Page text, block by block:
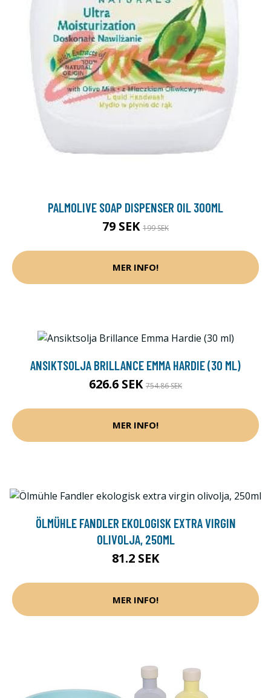
PALMOLIVE SOAP DISPENSER OIL 300ML
79 SEK 199 SEK
MER INFO!
ANSIKTSOLJA BRILLANCE EMMA HARDIE (30 ML)
626.6 SEK 754.86 SEK
MER INFO!
ÖLMÜHLE FANDLER EKOLOGISK EXTRA VIRGIN
OLIVOLJA, 250ML
81.2 SEK
MER INFO!